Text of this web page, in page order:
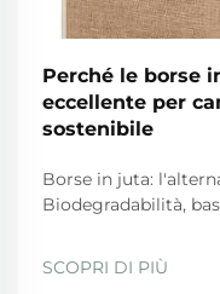
Perché le borse
eccellente per
sostenibile
Borse in juta:
Biodegradabilità,
sintetiche Quando
borse in juta si
SCOPRI DI PIÙ